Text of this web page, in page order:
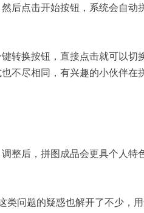
后点击开始按钮，系统会自动
转换按钮，直接点击就可以切
不尽相同，有兴趣的小伙伴在
整后，拼图成品会更具个人特
类问题的疑惑也解开了不少，